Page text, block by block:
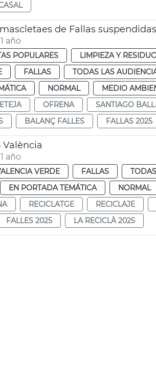
de Fallas
año
POPULARES LIMPIEZA Y
FALLAS TODAS LAS
NORMAL MEDIO
OFRENA SANTIAGO
BALANÇ FALLES FALLAS 2025
València
año
VERDE FALLAS
EN PORTADA TEMÁTICA NORMAL
RECICLATGE RECICLAJE
FALLES 2025 LA RECICLÀ 2025